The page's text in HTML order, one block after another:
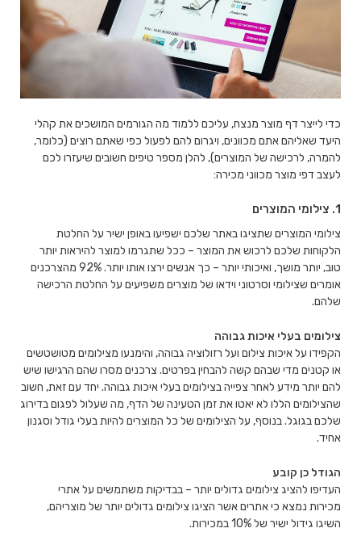
כדי לייצר דף מוצר מנצח, עליכם ללמוד מה הגורמים המושכים את קהלי
היעד שאליהם אתם מכוונים, ויגרום להם לפעול כפי שאתם רוצים (כלומר,
להמרה, לרכישה של המוצרים), להלן מספר טיפים חשובים שיעזרו לכם
לעצב דפי מוצר מכווני מכירה:
1. צילומי המוצרים
צילומי המוצרים שתציגו באתר שלכם ישפיעו באופן ישיר על החלטת
הלקוחות שלכם לרכוש את המוצר – ככל שתגרמו למוצר להיראות יותר
טוב, יותר מושך, ואיכותי יותר – כך אנשים ירצו אותו יותר. 92% מהצרכנים
אומרים שצילומי וסרטוני וידאו של מוצרים משפיעים על החלטת הרכישה
שלהם.
צילומים בעלי איכות גבוהה
הקפידו על איכות צילום ועל רזולוציה גבוהה, והימנעו מצילומים מטושטשים
או קטנים מדי שבהם קשה להבחין בפרטים. צרכנים מסרו שהם הרגישו שיש
להם יותר מידע לאחר צפייה בצילומים בעלי איכות גבוהה. יחד עם זאת, חשוב
שהצילומים הללו לא יאטו את זמן הטעינה של הדף, מה שעלול לפגום בדירוג
שלכם בגוגל. בנוסף, על הצילומים של כל המוצרים להיות בעלי גודל וסגנון
אחיד.
הגודל כן קובע
העדיפו להציג צילומים גדולים יותר – בבדיקות משתמשים על אתרי
מכירות נמצא כי אתרים אשר הציגו צילומים גדולים יותר של מוצריהם,
השיגו גידול ישיר של 10% במכירות.